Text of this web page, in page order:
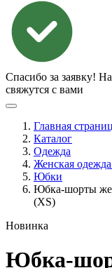
Спасибо за заявку!
свяжутся с вами
Главная
Каталог
Одежда
Женская
Юбки
Юбка-шорты
(XS)
Новинка
Юбка-